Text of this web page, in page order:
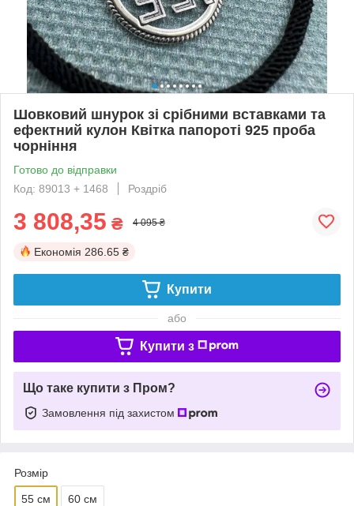
Шовковий шнурок зі срібними вставками та
ефектний кулон Квітка папороті 925 проба
чорніння
Готово до відправки
Код: 89013 + 1468
Роздріб
3 808,35 ₴ 4 095 ₴
Економія 286.65 ₴
Купити
або
Купити з
Що таке купити з Пром?
Замовлення під захистом
Розмір
55 см 60 см